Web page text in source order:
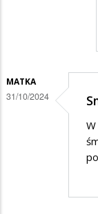
MATKA
31/10/2024
W